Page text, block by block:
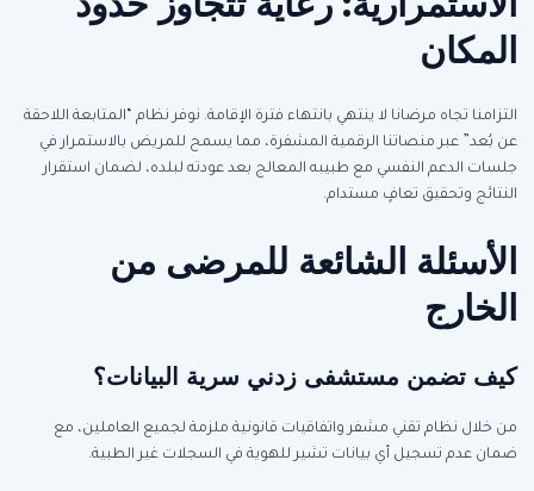
المكان
التزامنا تجاه مرضانا لا ينتهي بانتهاء فترة الإقامة. نوفر نظام “المتابعة اللاحقة
عن بُعد” عبر منصاتنا الرقمية المشفرة، مما يسمح للمريض بالاستمرار في
جلسات الدعم النفسي مع طبيبه المعالج بعد عودته لبلده، لضمان استقرار
النتائج وتحقيق تعافٍ مستدام.
الأسئلة الشائعة للمرضى من
الخارج
كيف تضمن مستشفى زدني سرية البيانات؟
من خلال نظام تقني مشفر واتفاقيات قانونية ملزمة لجميع العاملين، مع
ضمان عدم تسجيل أي بيانات تشير للهوية في السجلات غير الطبية.